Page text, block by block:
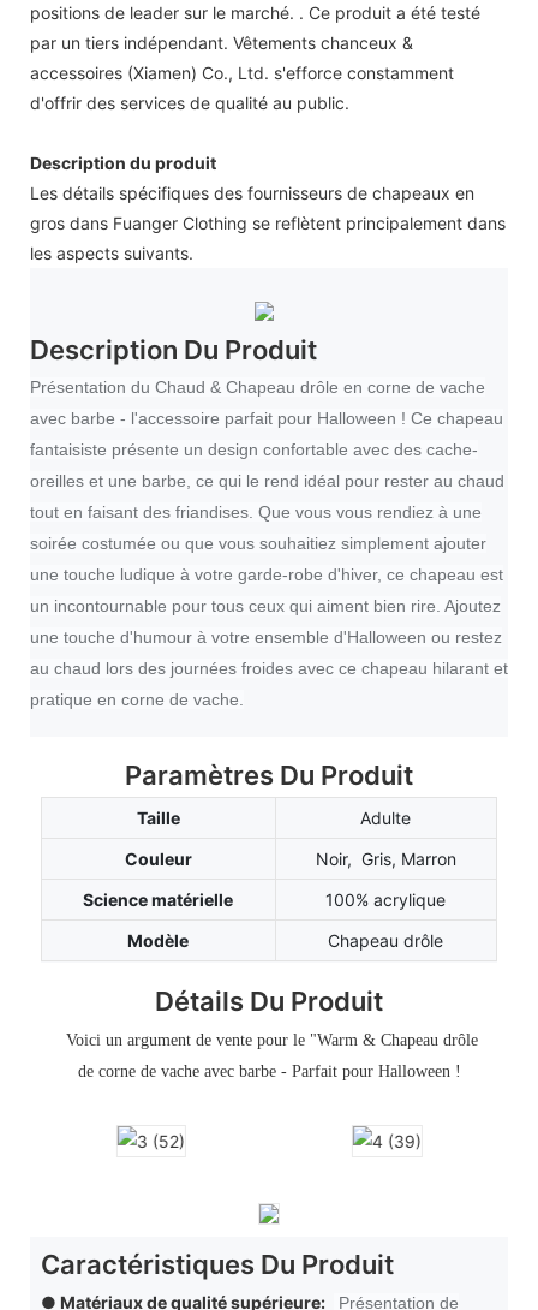
positions de leader sur le marché. . Ce produit a été testé
par un tiers indépendant. Vêtements chanceux &
accessoires (Xiamen) Co., Ltd. s'efforce constamment
d'offrir des services de qualité au public.
Description du produit
Les détails spécifiques des fournisseurs de chapeaux en
gros dans Fuanger Clothing se reflètent principalement dans
les aspects suivants.
Description Du Produit
Présentation du Chaud & Chapeau drôle en corne de vache
avec barbe - l'accessoire parfait pour Halloween ! Ce chapeau
fantaisiste présente un design confortable avec des cache-
oreilles et une barbe, ce qui le rend idéal pour rester au chaud
tout en faisant des friandises. Que vous vous rendiez à une
soirée costumée ou que vous souhaitiez simplement ajouter
une touche ludique à votre garde-robe d'hiver, ce chapeau est
un incontournable pour tous ceux qui aiment bien rire. Ajoutez
une touche d'humour à votre ensemble d'Halloween ou restez
au chaud lors des journées froides avec ce chapeau hilarant et
pratique en corne de vache.
Paramètres Du Produit
Taille
Adulte
Couleur
Noir, Gris, Marron
Science matérielle
100% acrylique
Modèle
Chapeau drôle
Détails Du Produit
Voici un argument de vente pour le "Warm & Chapeau drôle
de corne de vache avec barbe - Parfait pour Halloween !
Caractéristiques Du Produit
● Matériaux de qualité supérieure:
Présentation de